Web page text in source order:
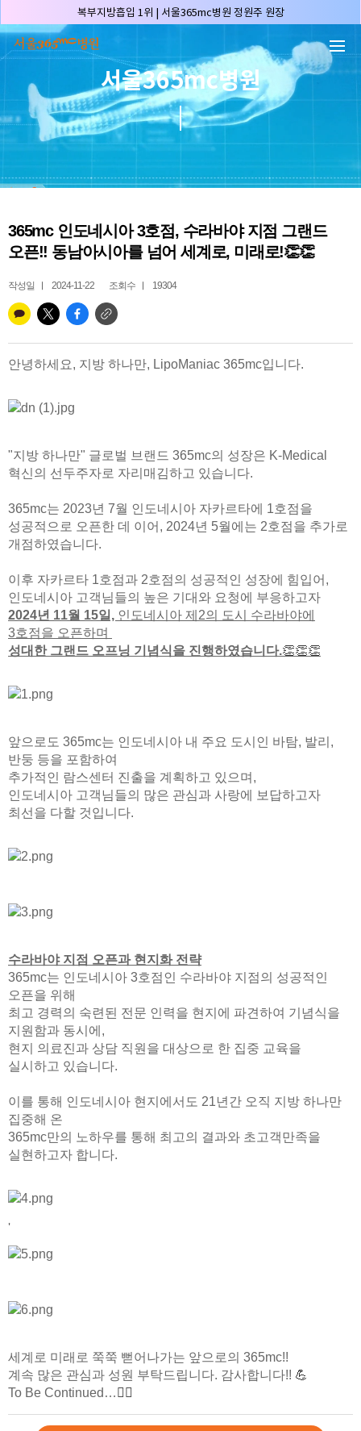
복부지방흡입 1위 | 서울365mc병원 정원주 원장
허파고리 1위 | 서울365mc병원 이성훈 부병원장(4개월 연속)
얼굴지방흡입 1위 | 서울365mc병원 서성익 원장(3년 연속)
배파가리 1위 | 서울365mc병원 서성익 원장
🏆대한민국 최대 15층 규모 지방흡입 특화 병원🏆
🏆대한민국 첫번째 '병원급' 지방흡입 병원🏆
🏆대한민국 최다 지방흡입 케이스 370,884건🏆
복부지방흡입 1위 | 서울365mc병원 정원주 원장
허파고리 1위 | 서울365mc병원 이성훈 부병원장(4개월 연속)
얼굴지방흡입 1위 | 서울365mc병원 서성익 원장(3년 연속)
배파가리 1위 | 서울365mc병원 서성익 원장
🏆대한민국 최대 15층 규모 지방흡입 특화 병원🏆
🏆지방흡입 고객 만족도 99.9% 최고치 달성🏆
서울365mc병원
365mc 인도네시아 3호점, 수라바야 지점 그랜드
오픈!! 동남아시아를 넘어 세계로, 미래로!👏👏
작성일 2024-11-22 조회수 19304
안녕하세요, 지방 하나만, LipoManiac 365mc입니다.
"지방 하나만" 글로벌 브랜드 365mc의 성장은 K-Medical
혁신의 선두주자로 자리매김하고 있습니다.
365mc는 2023년 7월 인도네시아 자카르타에 1호점을
성공적으로 오픈한 데 이어, 2024년 5월에는 2호점을 추가로
개점하였습니다.
이후 자카르타 1호점과 2호점의 성공적인 성장에 힘입어,
인도네시아 고객님들의 높은 기대와 요청에 부응하고자
2024년 11월 15일, 인도네시아 제2의 도시 수라바야에
3호점을 오픈하며
성대한 그랜드 오프닝 기념식을 진행하였습니다.👏👏👏
앞으로도 365mc는 인도네시아 내 주요 도시인 바탐, 발리,
반둥 등을 포함하여
추가적인 람스센터 진출을 계획하고 있으며,
인도네시아 고객님들의 많은 관심과 사랑에 보답하고자
최선을 다할 것입니다.
수라바야 지점 오픈과 현지화 전략
365mc는 인도네시아 3호점인 수라바야 지점의 성공적인
오픈을 위해
최고 경력의 숙련된 전문 인력을 현지에 파견하여 기념식을
지원함과 동시에,
현지 의료진과 상담 직원을 대상으로 한 집중 교육을
실시하고 있습니다.
이를 통해 인도네시아 현지에서도 21년간 오직 지방 하나만
집중해 온
365mc만의 노하우를 통해 최고의 결과와 초고객만족을
실현하고자 합니다.
'
세계로 미래로 쭉쭉 뻗어나가는 앞으로의 365mc!!
계속 많은 관심과 성원 부탁드립니다. 감사합니다!! 💪
To Be Continued… 🏃‍♀️